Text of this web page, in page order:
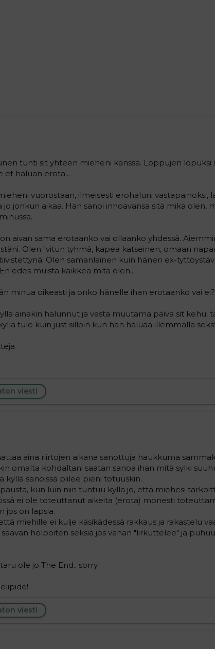
tunti sit yhteen mieheni kanssa. Loppujen lopuksi
et haluan erota...
vuorostaan, ilmeisesti erohaluni vastapainoksi,
jonkun aikaa. Hän sanoi inhoavansa sitä mikä olen,
aivan sama erotaanko vai ollaanko yhdessä.
Olen "vitun tyhmä, kapea katseinen, omaan
Olen samanlainen kuin hänen ex-
edes muista kaikkea mitä olen...
minua oikeasti ja onko hänelle ihan erotaanko vai ei?
ainakin halunnut ja vasta muutama päivä sit kehui
tule kuin just silloin kun hän haluaa illemmalla
viesti
aina riirtojen aikana sanottuja haukkuma
omalta kohdaltani saatan sanoa ihan mitä sylki
kyllä sanoissa piilee pieni totuuskin.
kun luin niin tuntuu kyllä jo, että miehesi
ei ole toteuttanut aikeita (erota) monesti
jos on lapsia.
miehille ei kulje käsikädessä rakkaus ja rakastelu
helpoiten seksiä jos vähän "lirkuttelee" ja
ole jo The End.. sorry
viesti